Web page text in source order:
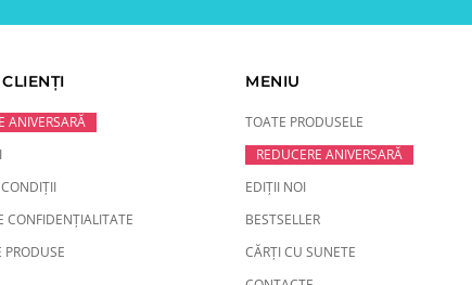
ANIVERSARĂ
CONFIDENȚIALITATE
PRODUSE
MENIU
TOATE PRODUSELE
REDUCERE ANIVERSARĂ
EDIȚII NOI
BESTSELLER
CĂRȚI CU SUNETE